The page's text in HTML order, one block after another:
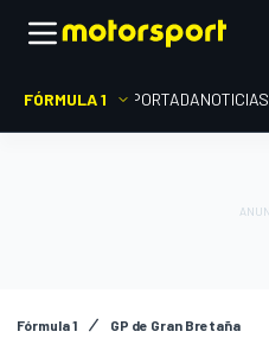
FÓRMULA 1 PORTADANOTICIAS
Fórmula 1 GP de Gran Bretaña